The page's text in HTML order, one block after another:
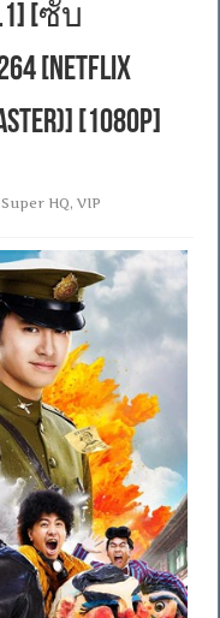
[ซับ
[Netflix
[1080p]
Super HQ,VIP